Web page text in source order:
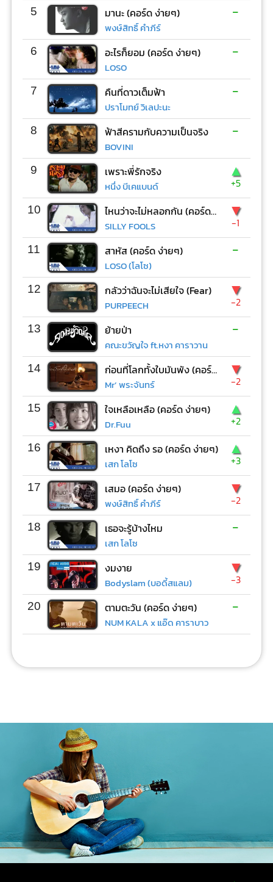
5 มานะ (คอร์ด ง่ายๆ)
พงษ์สิทธิ์ คำภีร์
-
6 อะไรก็ยอม (คอร์ด ง่ายๆ)
LOSO
-
7 คืนที่ดาวเต็มฟ้า
ปราโมทย์ วิเลปะนะ
-
8 ฟ้าสีครามกับความเป็นจริง
BOVINI
-
9 เพราะพี่รักจริง
หนึ่ง บีเคแบนด์
▲
+5
10 ไหนว่าจะไม่หลอกกัน (คอร์ด ง่ายๆ)
SILLY FOOLS
▼
-1
11 สาหัส (คอร์ด ง่ายๆ)
LOSO (โลโซ)
-
12 กลัวว่าฉันจะไม่เสียใจ (Fear)
PURPEECH
▼
-2
13 ย้ายป่า
คณะขวัญใจ ft.หงา คาราวาน
-
14 ก่อนที่โลกทั้งใบมันพัง (คอร์ด ง่ายๆ)
Mr’ พระจันทร์
▼
-2
15 ใจเหลือเหลือ (คอร์ด ง่ายๆ)
Dr.Fuu
▲
+2
16 เหงา คิดถึง รอ (คอร์ด ง่ายๆ)
เสก โลโซ
▲
+3
17 เสมอ (คอร์ด ง่ายๆ)
พงษ์สิทธิ์ คำภีร์
▼
-2
18 เธอจะรู้บ้างไหม
เสก โลโซ
-
19 งมงาย
Bodyslam (บอดี้สแลม)
▼
-3
20 ตามตะวัน (คอร์ด ง่ายๆ)
NUM KALA x แอ๊ด คาราบาว
-